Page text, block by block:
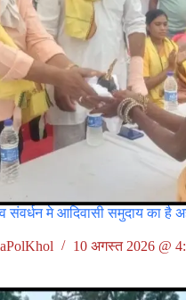
संवर्धन मे आदिवासी समुदाय का है
10 अगस्त 2026 @